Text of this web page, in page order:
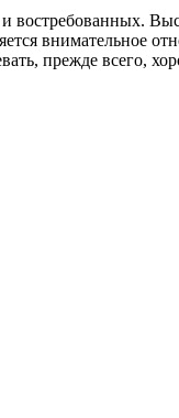
востребованных.
внимательное
прежде всего,